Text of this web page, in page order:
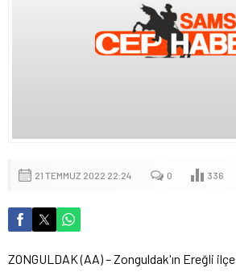
21 TEMMUZ 2022 22:24 0 336
ZONGULDAK (AA) – Zonguldak'ın Ereğli